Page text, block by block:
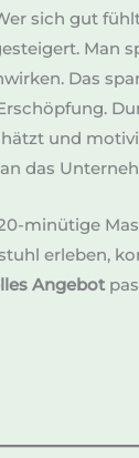
sich gut
Man
Das
und
das
minütige
erleben,
Angebot